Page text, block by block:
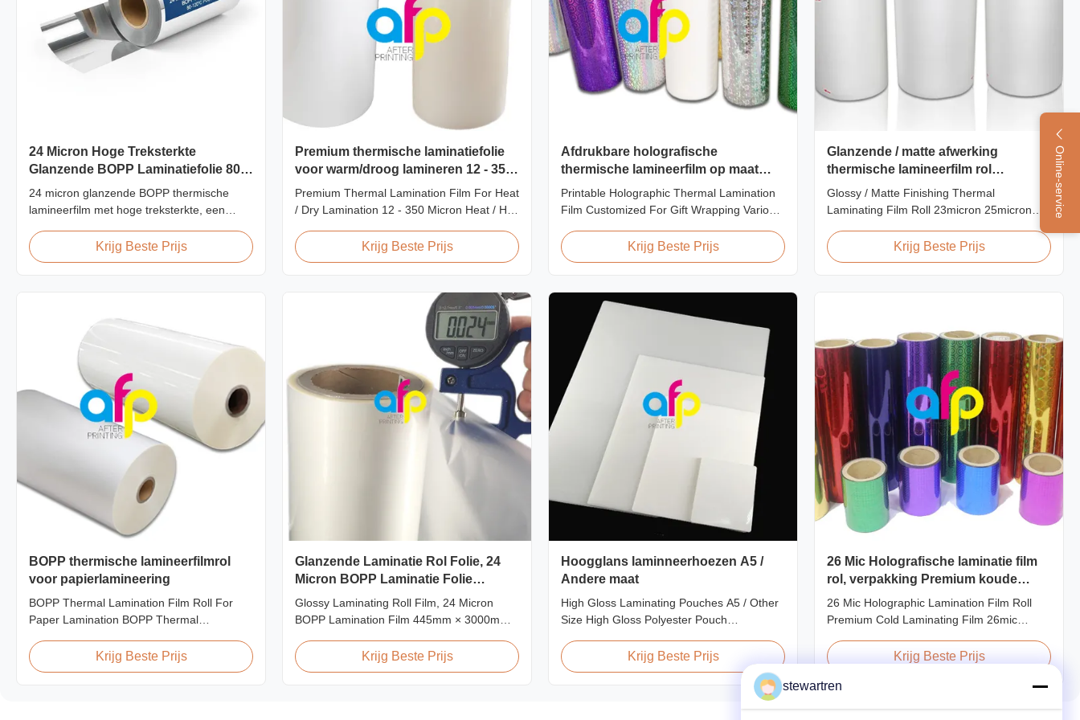
Online-service
24 Micron Hoge Treksterkte
Glanzende BOPP Laminatiefolie 80-
120C Nabewerking
24 micron glanzende BOPP thermische
lamineerfilm met hoge treksterkte, een
bedrijfstemperatuurbereik van 80-120 °C en
een lamineersnelheid van 60 m/min,
Krijg Beste Prijs
Premium thermische laminatiefolie
voor warm/droog lamineren 12 - 350
micron
Premium Thermal Lamination Film For Heat
/ Dry Lamination 12 - 350 Micron Heat / Hot
Roll Thermal Lamination Film BOPP
Thermal Lamination Film Technical
Material BOPP (Biaxially Oriented
Polypropylene) Film Thickness ...
Krijg Beste Prijs
Afdrukbare holografische
thermische lamineerfilm op maat
voor cadeauverpakkingen
Printable Holographic Thermal Lamination
Film Customized For Gift Wrapping Various
Film for Gift Wrapping Our comprehensive
range of holographic thermal lamination
specifically for gift wrapping applications.
Laser ...
Krijg Beste Prijs
Glanzende / matte afwerking
thermische lamineerfilm rol
23micron 25micron
Glossy / Matte Finishing Thermal
Laminating Film Roll 23micron 25micron
FDA Quality Thermal Laminating Film Roll
Thermal Laminating Film Roll is used to
laminate printed paper or paperboard by
Krijg Beste Prijs
BOPP thermische lamineerfilmrol
voor papierlamineering
BOPP Thermal Lamination Film Roll For
Paper Lamination BOPP Thermal
of printing, especially offset printing. It is
composited of BOPP + EVA. BOPP,
Krijg Beste Prijs
Glanzende Laminatie Rol Folie, 24
Micron BOPP Laminatie Folie
445mm * 3000m Rol
Glossy Laminating Roll Film, 24 Micron
BOPP Lamination Film 445mm × 3000m
BOPP Thermal Lamination Film, Roll
445mm Wide 3000m Long Product
Krijg Beste Prijs
Hoogglans laminneerhoezen A5 /
Andere maat
High Gloss Laminating Pouches A5 / Other
Size High Gloss Polyester Pouch
A2/A3/A4/A5/A6/A7/A8/B4/B5 Specifications
Popular Thickness Popular Size Application
54mm * 86mm | 2.13" * 3.39" Credit Card
Krijg Beste Prijs
26 Mic Holografische laminatie film
rol, verpakking Premium koude
laminatie film
26 Mic Holographic Lamination Film Roll
Premium Cold Laminating Film 26mic
Film Holographic Thermal Laminating Film
12 micron 15 micron EVA 6 micron EVA 8
Krijg Beste Prijs
stewartren